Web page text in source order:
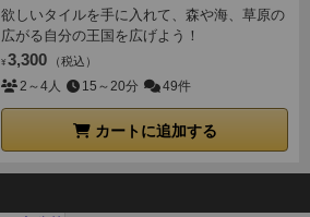
欲しいタイルを手に入れて、森や海、草原の
広がる自分の王国を広げよう！
¥ 3,300 （税込）
2～4人 15～20分 49件
カートに追加する